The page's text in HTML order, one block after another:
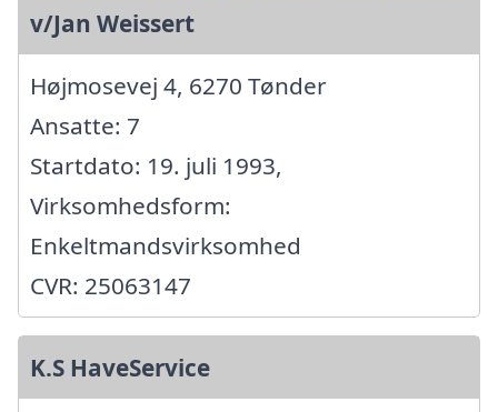
v/Jan Weissert
Højmosevej 4, 6270 Tønder
Ansatte: 7
Startdato: 19. juli 1993,
Virksomhedsform:
Enkeltmandsvirksomhed
CVR: 25063147
K.S HaveService